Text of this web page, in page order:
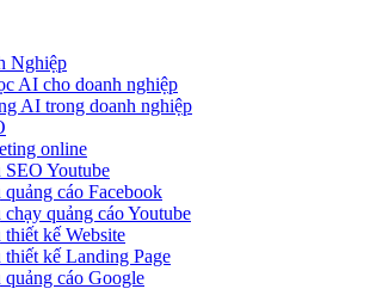
Nghiệp
AI cho doanh nghiệp
AI trong doanh nghiệp
online
Youtube
cáo Facebook
quảng cáo Youtube
kế Website
kế Landing Page
cáo Google